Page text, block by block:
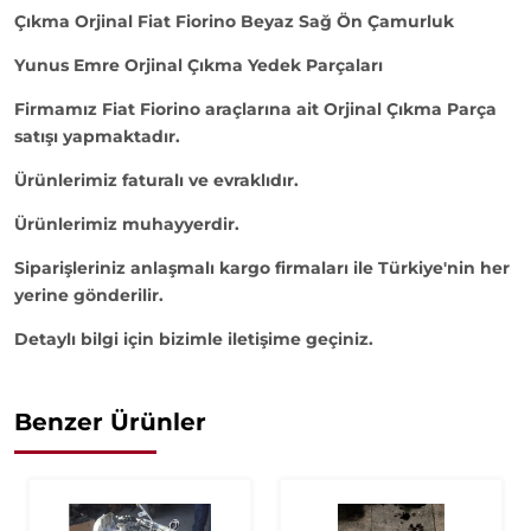
Çıkma Orjinal Fiat Fiorino Beyaz Sağ Ön Çamurluk
Yunus Emre Orjinal Çıkma Yedek Parçaları
Firmamız Fiat Fiorino araçlarına ait Orjinal Çıkma Parça
satışı yapmaktadır.
Ürünlerimiz faturalı ve evraklıdır.
Ürünlerimiz muhayyerdir.
Siparişleriniz anlaşmalı kargo firmaları ile Türkiye'nin her
yerine gönderilir.
Detaylı bilgi için bizimle iletişime geçiniz.
Benzer Ürünler